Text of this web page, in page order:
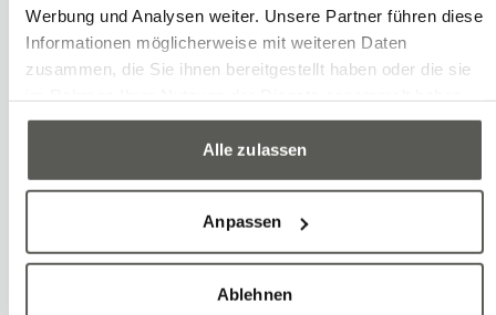
Werbung und Analysen weiter. Unsere Partner führen diese
Informationen möglicherweise mit weiteren Daten
zusammen, die Sie ihnen bereitgestellt haben oder die sie
Alle zulassen
Anpassen
Ablehnen
schémas d’empilage changeants — de
manière flexible et efficace.
Désempilage de caisses et de